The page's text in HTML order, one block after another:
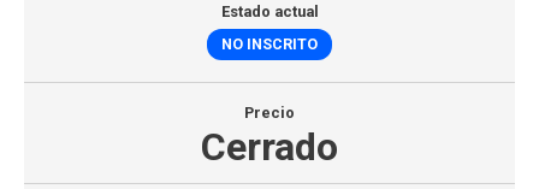
Estado actual
NO INSCRITO
Precio
Cerrado